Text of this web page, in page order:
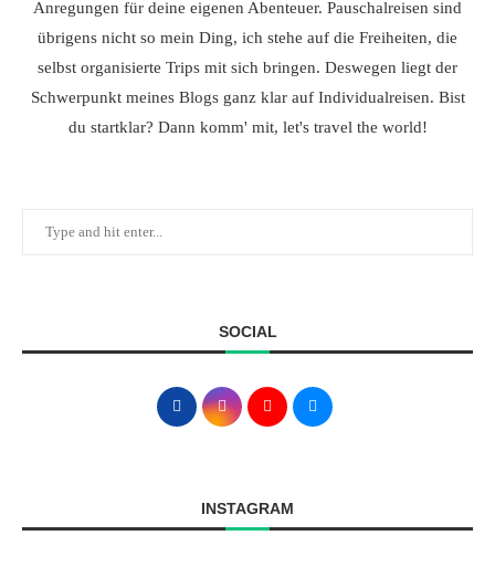
Anregungen für deine eigenen Abenteuer. Pauschalreisen sind
übrigens nicht so mein Ding, ich stehe auf die Freiheiten, die
selbst organisierte Trips mit sich bringen. Deswegen liegt der
Schwerpunkt meines Blogs ganz klar auf Individualreisen. Bist
du startklar? Dann komm' mit, let's travel the world!
SOCIAL
INSTAGRAM